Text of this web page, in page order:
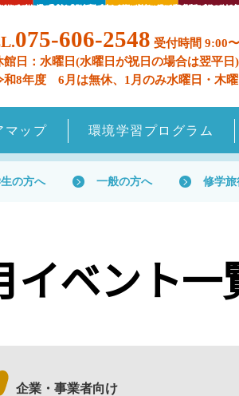
075-606-2548 受付時間 9:00
館日：水曜日(水曜日が祝日の場合は翌平
8年度 6月は無休、1月のみ水曜日・木曜
マップ 環境学習プログラム
の方へ 一般の方へ 修学
イベント一
企業・事業者向け